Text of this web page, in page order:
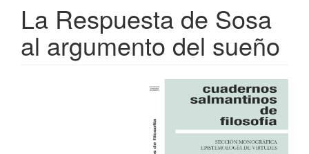
La Respuesta de Sosa
al argumento del sueño